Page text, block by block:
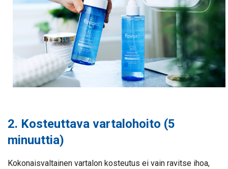
2. Kosteuttava vartalohoito (5
minuuttia)
Kokonaisvaltainen vartalon kosteutus ei vain ravitse ihoa,